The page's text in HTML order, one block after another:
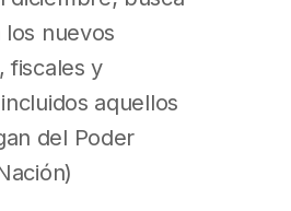
nuevos
fiscales y
aquellos
del Poder